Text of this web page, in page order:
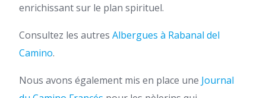
enrichissant sur le plan spirituel.
Consultez les autres Albergues à Rabanal del
Camino.
Nous avons également mis en place une Journal